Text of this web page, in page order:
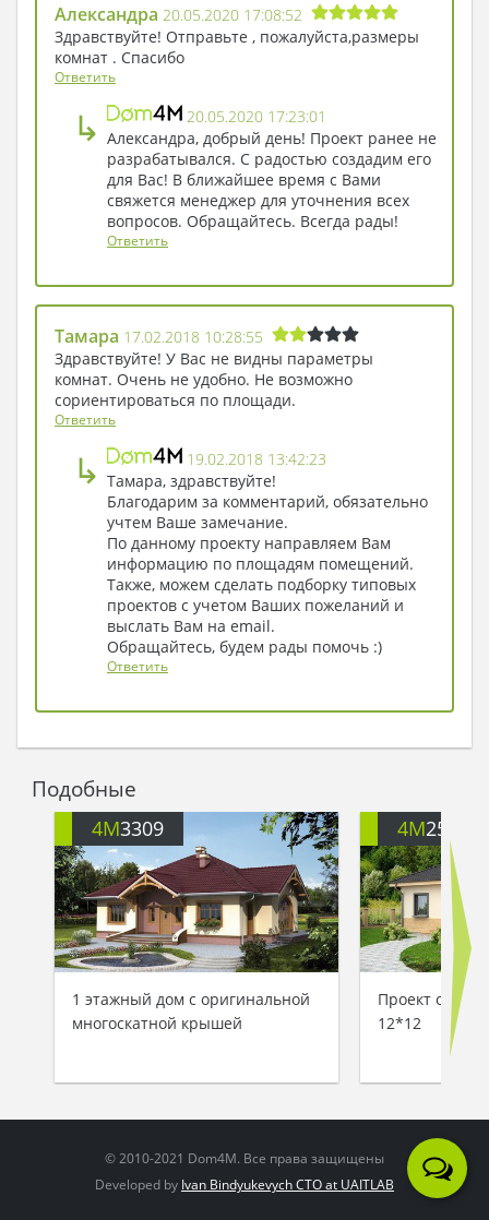
Александра 20.05.2020 17:08:52
Здравствуйте! Отправьте , пожалуйста,размеры
комнат . Спасибо
Ответить
↳
20.05.2020 17:23:01
Александра, добрый день! Проект ранее не
разрабатывался. С радостью создадим его
для Вас! В ближайшее время с Вами
свяжется менеджер для уточнения всех
вопросов. Обращайтесь. Всегда рады!
Ответить
Тамара 17.02.2018 10:28:55
Здравствуйте! У Вас не видны параметры
комнат. Очень не удобно. Не возможно
сориентироваться по площади.
Ответить
↳
19.02.2018 13:42:23
Тамара, здравствуйте!
Благодарим за комментарий, обязательно
учтем Ваше замечание.
По данному проекту направляем Вам
информацию по площадям помещений.
Также, можем сделать подборку типовых
проектов с учетом Ваших пожеланий и
выслать Вам на email.
Обращайтесь, будем рады помочь :)
Ответить
Подобные
4M3309
1 этажный дом с оригинальной
многоскатной крышей
4M250
Проект
12*12
© 2010-2021 Dom4M. Все права защищены
Developed by Ivan Bindyukevych CTO at UAITLAB